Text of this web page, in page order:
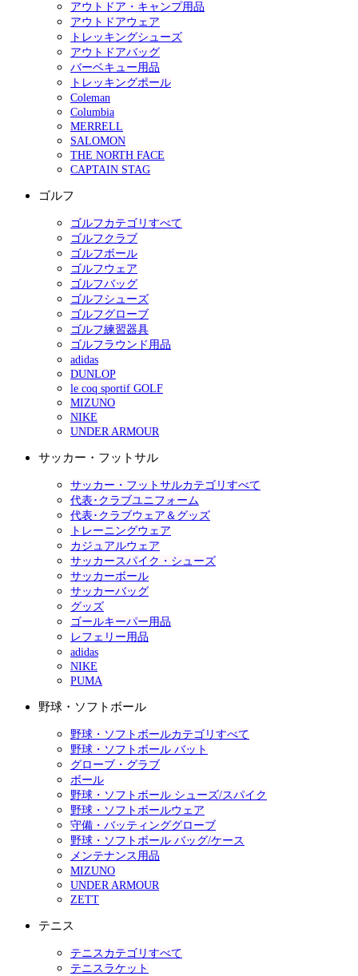
アウトドア・キャンプ用品
アウトドアウェア
トレッキングシューズ
アウトドアバッグ
バーベキュー用品
トレッキングポール
Coleman
Columbia
MERRELL
SALOMON
THE NORTH FACE
CAPTAIN STAG
ゴルフ
ゴルフカテゴリすべて
ゴルフクラブ
ゴルフボール
ゴルフウェア
ゴルフバッグ
ゴルフシューズ
ゴルフグローブ
ゴルフ練習器具
ゴルフラウンド用品
adidas
DUNLOP
le coq sportif GOLF
MIZUNO
NIKE
UNDER ARMOUR
サッカー・フットサル
サッカー・フットサルカテゴリすべて
代表･クラブユニフォーム
代表･クラブウェア＆グッズ
トレーニングウェア
カジュアルウェア
サッカースパイク・シューズ
サッカーボール
サッカーバッグ
グッズ
ゴールキーパー用品
レフェリー用品
adidas
NIKE
PUMA
野球・ソフトボール
野球・ソフトボールカテゴリすべて
野球・ソフトボール バット
グローブ・グラブ
ボール
野球・ソフトボール シューズ/スパイク
野球・ソフトボールウェア
守備・バッティンググローブ
野球・ソフトボール バッグ/ケース
メンテナンス用品
MIZUNO
UNDER ARMOUR
ZETT
テニス
テニスカテゴリすべて
テニスラケット